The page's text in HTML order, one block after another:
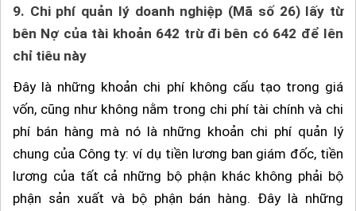
9. Chi phí quản lý doanh nghiệp (Mã số 26) lấy từ
bên Nợ của tài khoản 642 trừ đi bên có 642 để lên
chỉ tiêu này
Đây là những khoản chi phí không cấu tạo trong giá
vốn, cũng như không nằm trong chi phí tài chính và chi
phí bán hàng mà nó là những khoản chi phí quản lý
chung của Công ty: ví dụ tiền lương ban giám đốc, tiền
lương của tất cả những bộ phận khác không phải bộ
phận sản xuất và bộ phận bán hàng. Đây là những